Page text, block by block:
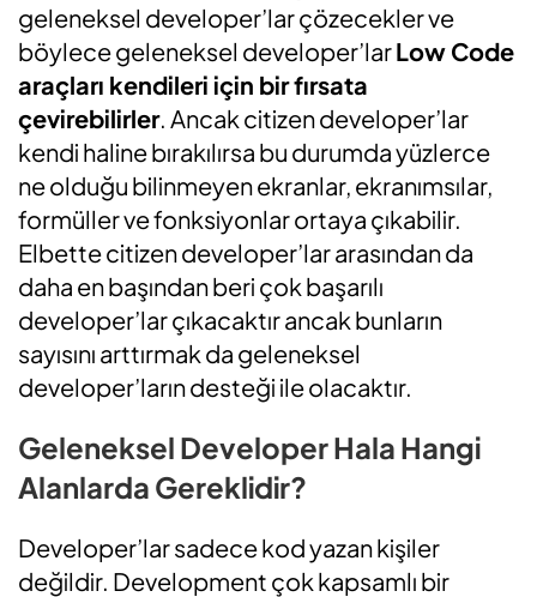
geleneksel developer’lar çözecekler ve
böylece geleneksel developer’larLow Code
araçları kendileri için bir fırsata
çevirebilirler. Ancak citizen developer’lar
kendi haline bırakılırsa bu durumda yüzlerce
ne olduğu bilinmeyen ekranlar, ekranımsılar,
formüller ve fonksiyonlar ortaya çıkabilir.
Elbette citizen developer’lar arasından da
daha en başından beri çok başarılı
developer’lar çıkacaktır ancak bunların
sayısını arttırmak da geleneksel
developer’ların desteği ile olacaktır.
Geleneksel Developer Hala Hangi
Alanlarda Gereklidir?
Developer’lar sadece kod yazan kişiler
değildir. Development çok kapsamlı bir